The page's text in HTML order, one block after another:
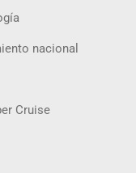
nacional
Cruise